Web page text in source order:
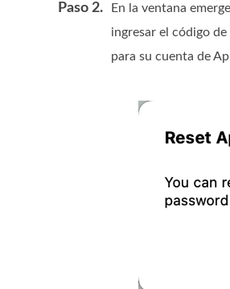
Paso 2.
En la ventana
ingresar el código
para su cuenta de